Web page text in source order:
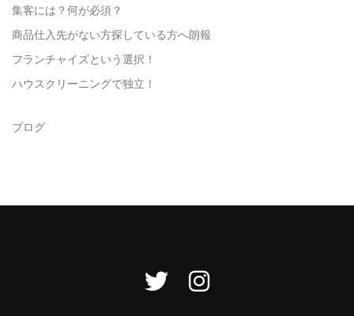
集客には？何が必須？
商品仕入先がない方探している方へ朗報
フランチャイズという選択！
ハウスクリーニングで独立！
ブログ